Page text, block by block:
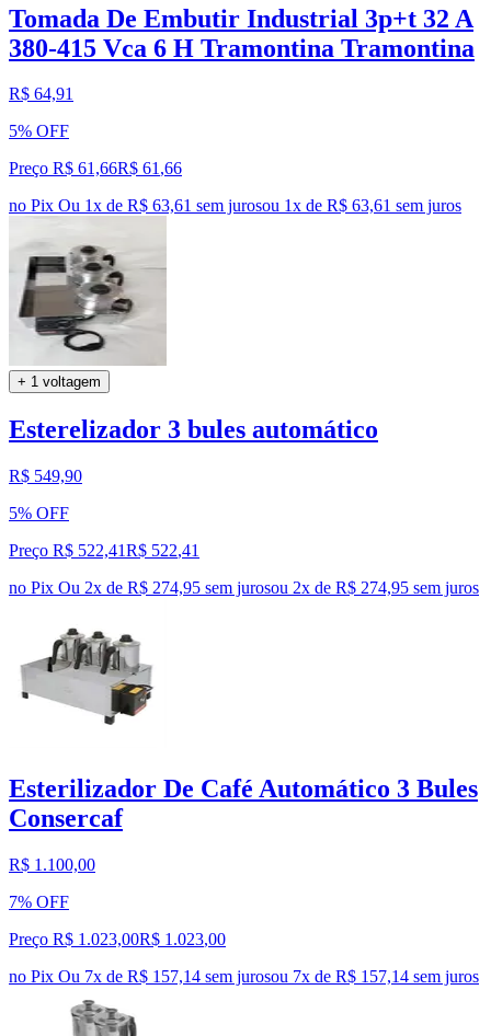
Tomada De Embutir Industrial 3p+t 32 A
380-415 Vca 6 H Tramontina Tramontina
R$ 64,91
5% OFF
Preço R$ 61,66R$ 61,66
no Pix Ou 1x de R$ 63,61 sem jurosou 1x de R$ 63,61 sem juros
+ 1 voltagem
Esterelizador 3 bules automático
R$ 549,90
5% OFF
Preço R$ 522,41R$ 522,41
no Pix Ou 2x de R$ 274,95 sem jurosou 2x de R$ 274,95 sem juros
Esterilizador De Café Automático 3 Bules
Consercaf
R$ 1.100,00
7% OFF
Preço R$ 1.023,00R$ 1.023,00
no Pix Ou 7x de R$ 157,14 sem jurosou 7x de R$ 157,14 sem juros